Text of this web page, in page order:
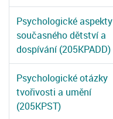
Psychologické aspekty
současného dětství a
dospívání (205KPADD)
Psychologické otázky
tvořivosti a umění
(205KPST)